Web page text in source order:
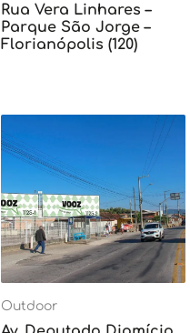
Rua Vera Linhares –
Parque São Jorge –
Florianópolis (120)
Outdoor